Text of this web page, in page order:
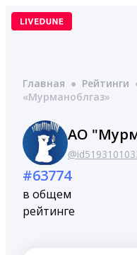
Перейти
Главная ● Рейтинги
«Мурманоблгаз»
АО
#63774
в общем
рейтинге